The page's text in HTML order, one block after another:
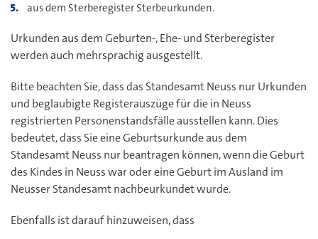
aus dem Sterberegister Sterbeurkunden.
Urkunden aus dem Geburten-, Ehe- und Sterberegister
werden auch mehrsprachig ausgestellt.
Bitte beachten Sie, dass das Standesamt Neuss nur Urkunden
und beglaubigte Registerauszüge für die in Neuss
registrierten Personenstandsfälle ausstellen kann. Dies
bedeutet, dass Sie eine Geburtsurkunde aus dem
Standesamt Neuss nur beantragen können, wenn die Geburt
des Kindes in Neuss war oder eine Geburt im Ausland im
Neusser Standesamt nachbeurkundet wurde.
Ebenfalls ist darauf hinzuweisen, dass